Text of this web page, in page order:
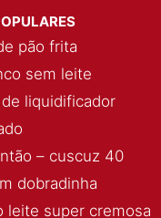
pão frita
sem leite
de liquidificador
– cuscuz 40
dobradinha
leite super cremosa